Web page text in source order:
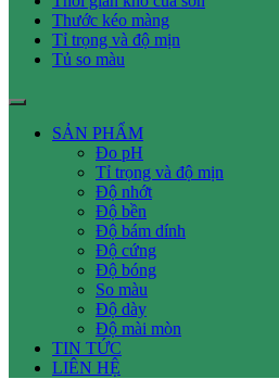
Thước kéo màng
Tỉ trọng và độ mịn
Tủ so màu
SẢN PHẨM
Đo pH
Tỉ trọng và độ mịn
Độ nhớt
Độ bền
Độ bám dính
Độ cứng
Độ bóng
So màu
Độ dày
Độ mài mòn
TIN TỨC
LIÊN HỆ